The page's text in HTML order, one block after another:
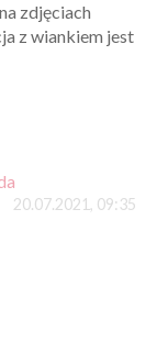
zdjęciach
z wiankiem jest
20.07.2021, 09:35